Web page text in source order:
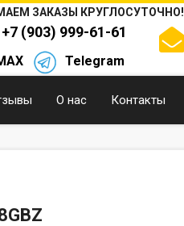
ЗАКАЗЫ КРУГЛОСУТОЧНО!
(903) 999-61-61
Telegram
О нас Контакты